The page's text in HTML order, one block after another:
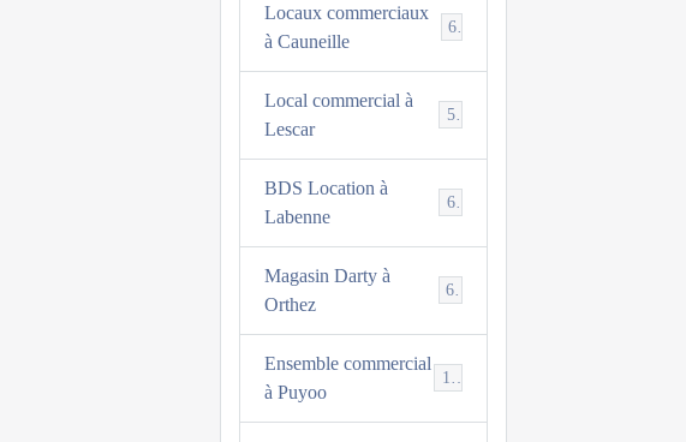
Locaux commerciaux
à Cauneille
Local commercial à
Lescar
BDS Location à
Labenne
6
Magasin Darty à
Orthez
Ensemble commercial
à Puyoo